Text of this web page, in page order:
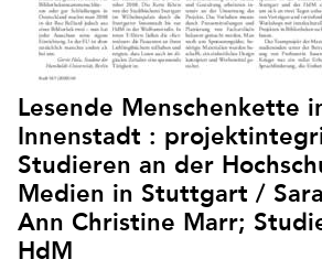
Lesende Menschenkette
Innenstadt :
Studieren an der
Medien in Stuttgart /
Ann Christine Marr;
HdM